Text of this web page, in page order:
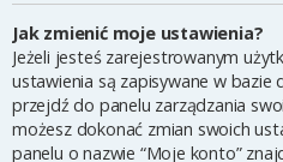
Jak zmienić moje ustawienia?
Jeżeli jesteś zarejestrowanym
ustawienia są zapisywane w bazie
przejdź do panelu zarządzania
możesz dokonać zmian swoich
panelu o nazwie “Moje konto”